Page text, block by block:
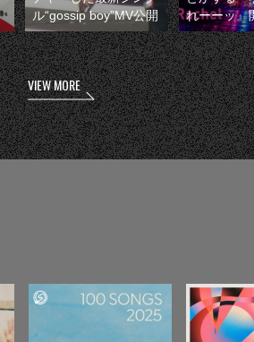
ル“gossip boy”MV公開
れーーッ』
VIEW MORE